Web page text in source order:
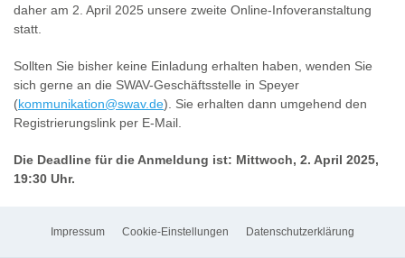
daher am 2. April 2025 unsere zweite Online-Infoveranstaltung
statt.
Sollten Sie bisher keine Einladung erhalten haben, wenden Sie
sich gerne an die SWAV-Geschäftsstelle in Speyer
(kommunikation@swav.de). Sie erhalten dann umgehend den
Registrierungslink per E-Mail.
Die Deadline für die Anmeldung ist: Mittwoch, 2. April 2025,
19:30 Uhr.
Impressum Cookie-Einstellungen Datenschutzerklärung